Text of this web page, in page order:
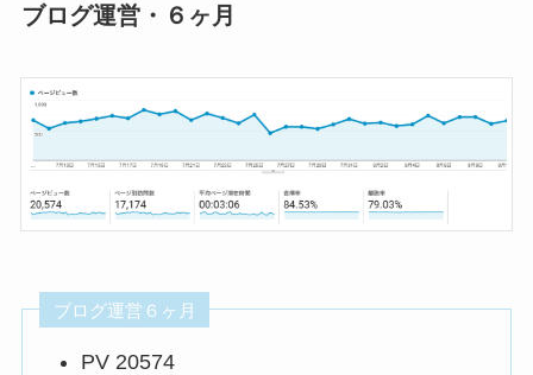
ブログ運営・６ヶ月
ブログ運営６ヶ月
PV 20574